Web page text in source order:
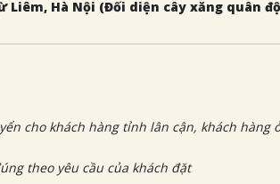
Liêm, Hà Nội (Đối diện cây xăng quân
cho khách hàng tỉnh lân cận, khách hàng
theo yêu cầu của khách đặt